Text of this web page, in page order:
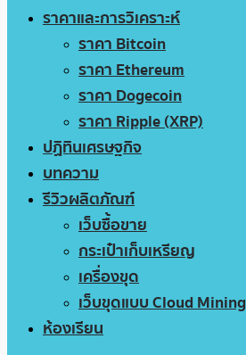
ราคาและการวิเคราะห์
ราคา Bitcoin
ราคา Ethereum
ราคา Dogecoin
ราคา Ripple (XRP)
ปฏิทินเศรษฐกิจ
บทความ
รีวิวผลิตภัณฑ์
เว็บซื้อขาย
กระเป๋าเก็บเหรียญ
เครื่องขุด
เว็บขุดแบบ Cloud Mining
ห้องเรียน